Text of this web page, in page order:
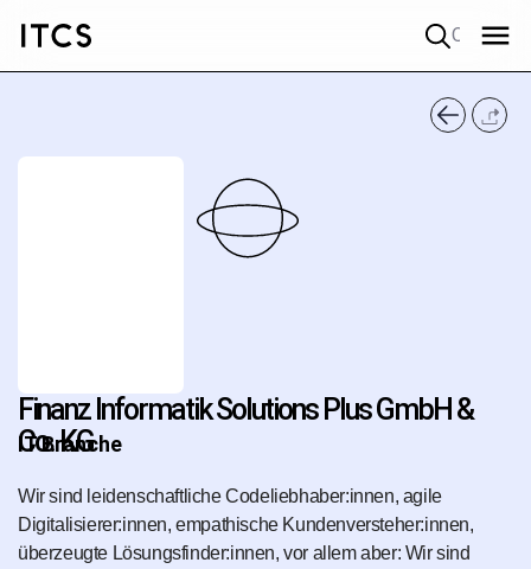
Finanz Informatik Solutions Plus GmbH &
Co. KG
IT Branche
Wir sind leidenschaftliche Codeliebhaber:innen, agile
Digitalisierer:innen, empathische Kundenversteher:innen,
überzeugte Lösungsfinder:innen, vor allem aber: Wir sind